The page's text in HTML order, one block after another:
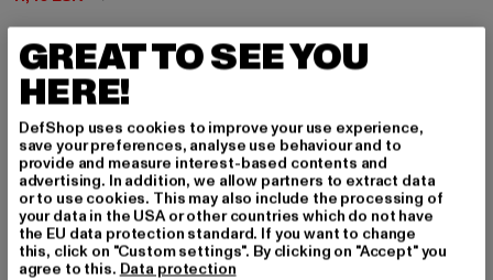
-53%
GREAT TO SEE YOU
HERE!
DefShop uses cookies to improve your use experience,
save your preferences, analyse use behaviour and to
provide and measure interest-based contents and
advertising. In addition, we allow partners to extract data
or to use cookies. This may also include the processing of
your data in the USA or other countries which do not have
the EU data protection standard. If you want to change
this, click on "Custom settings". By clicking on "Accept" you
agree to this. Data protection